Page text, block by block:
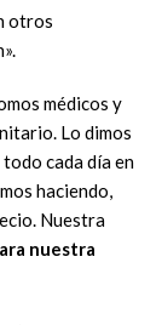
otros
médicos y
Lo dimos
cada día en
haciendo,
Nuestra
nuestra